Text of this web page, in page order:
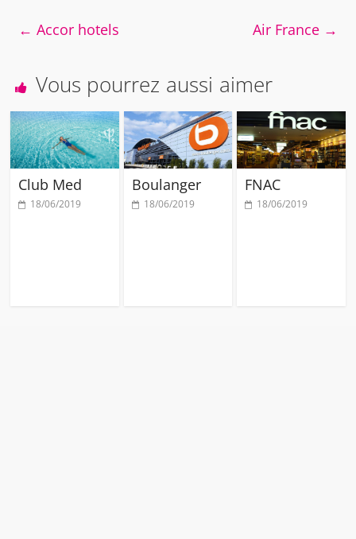
← Accor hotels Air France →
Vous pourrez aussi aimer
Club Med
18/06/2019
Boulanger
18/06/2019
FNAC
18/06/2019